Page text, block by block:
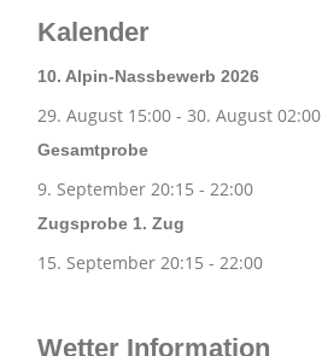
Kalender
10. Alpin-Nassbewerb 2026
29. August 15:00 - 30. August 02:00
Gesamtprobe
9. September 20:15 - 22:00
Zugsprobe 1. Zug
15. September 20:15 - 22:00
Wetter Information